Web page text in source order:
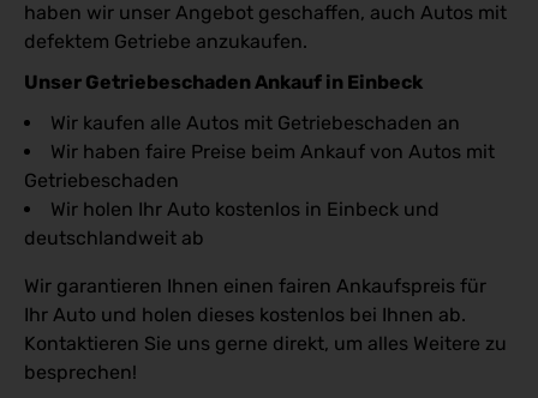
haben wir unser Angebot geschaffen, auch Autos mit
defektem Getriebe anzukaufen.
Unser Getriebeschaden Ankauf in Einbeck
Wir kaufen alle Autos mit Getriebeschaden an
Wir haben faire Preise beim Ankauf von Autos mit
Getriebeschaden
Wir holen Ihr Auto kostenlos in Einbeck und
deutschlandweit ab
Wir garantieren Ihnen einen fairen Ankaufspreis für
Ihr Auto und holen dieses kostenlos bei Ihnen ab.
Kontaktieren Sie uns gerne direkt, um alles Weitere zu
besprechen!